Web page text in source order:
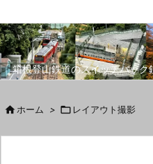
箱根登山鉄道のスイッチバッ
 ホーム >  レイアウト撮影